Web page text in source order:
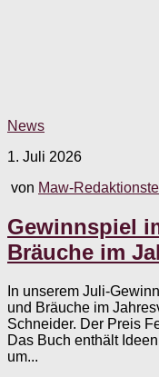
News
1. Juli 2026
von Maw-
Gewinnspiel
Bräuche im
In unserem Juli-
und Bräuche im
Schneider. Der Preis
Das Buch enthält
um...